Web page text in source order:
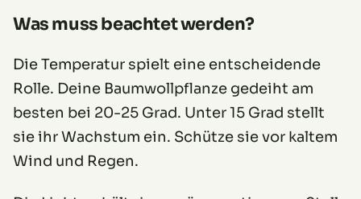
Was muss beachtet werden?
Die Temperatur spielt eine entscheidende
Rolle. Deine Baumwollpflanze gedeiht am
besten bei 20-25 Grad. Unter 15 Grad stellt
sie ihr Wachstum ein. Schütze sie vor kaltem
Wind und Regen.